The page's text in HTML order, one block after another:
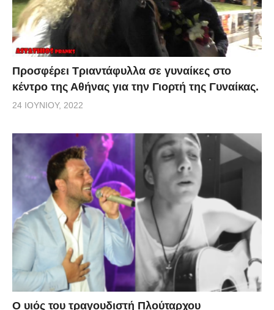
Προσφέρει Τριαντάφυλλα σε γυναίκες στο
κέντρο της Αθήνας για την Γιορτή της Γυναίκας.
24 ΙΟΥΝΊΟΥ, 2022
O υιός του τραγουδιστή Πλούταρχου